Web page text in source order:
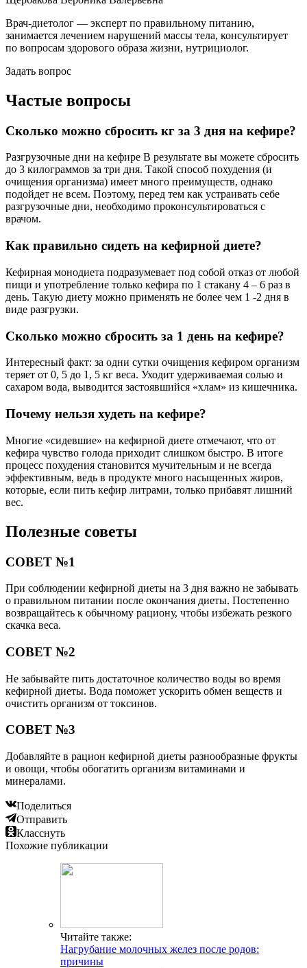
Врач-диетолог — эксперт по правильному питанию,
занимается лечением нарушений массы тела, консультирует
по вопросам здорового образа жизни, нутрициолог.
Задать вопрос
Частые вопросы
Сколько можно сбросить кг за 3 дня на кефире?
Разгрузочные дни на кефире В результате вы можете сбросить
до 3 килограммов за три дня. Такой способ похудения (и
очищения организма) имеет много преимуществ, однако
подойдет не всем. Поэтому, перед тем как устраивать себе
разгрузочные дни, необходимо проконсультироваться с
врачом.
Как правильно сидеть на кефирной диете?
Кефирная монодиета подразумевает под собой отказ от любой
пищи и употребление только кефира по 1 стакану 4 – 6 раз в
день. Такую диету можно применять не более чем 1 -2 дня в
виде разгрузки.
Сколько можно сбросить за 1 день на кефире?
Интересный факт: за одни сутки очищения кефиром организм
теряет от 0, 5 до 1, 5 кг веса. Уходит удерживаемая солью и
сахаром вода, выводится застоявшийся «хлам» из кишечника.
Почему нельзя худеть на кефире?
Многие «сидевшие» на кефирной диете отмечают, что от
кефира чувство голода приходит слишком быстро. В итоге
процесс похудения становится мучительным и не всегда
эффективным, ведь в продукте много насыщенных жиров,
которые, если пить кефир литрами, только прибавят лишний
вес.
Полезные советы
СОВЕТ №1
При соблюдении кефирной диеты на 3 дня важно не забывать
о правильном питании после окончания диеты. Постепенно
возвращайтесь к обычному рациону, чтобы избежать резкого
скачка веса.
СОВЕТ №2
Не забывайте пить достаточное количество воды во время
кефирной диеты. Вода поможет ускорить обмен веществ и
очистить организм от токсинов.
СОВЕТ №3
Добавляйте в рацион кефирной диеты разнообразные фрукты
и овощи, чтобы обогатить организм витаминами и
минералами.
Поделиться
Отправить
Класснуть
Похожие публикации
Читайте также:
Нагрубание молочных желез после родов:
причины